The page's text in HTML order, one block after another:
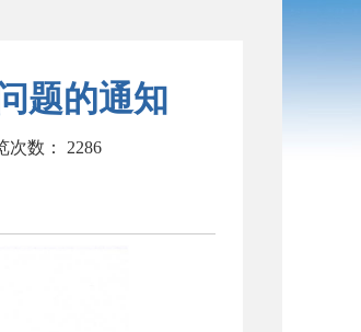
题的通知
次数： 2286